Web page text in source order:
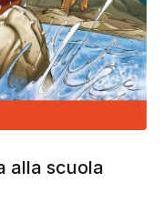
alla scuola